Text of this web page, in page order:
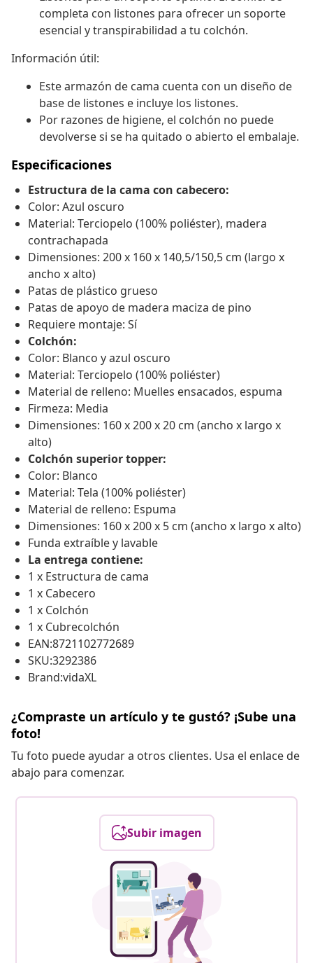
completa con listones para ofrecer un soporte
esencial y transpirabilidad a tu colchón.
Información útil:
Este armazón de cama cuenta con un diseño de
base de listones e incluye los listones.
Por razones de higiene, el colchón no puede
devolverse si se ha quitado o abierto el embalaje.
Especificaciones
Estructura de la cama con cabecero:
Color: Azul oscuro
Material: Terciopelo (100% poliéster), madera
contrachapada
Dimensiones: 200 x 160 x 140,5/150,5 cm (largo x
ancho x alto)
Patas de plástico grueso
Patas de apoyo de madera maciza de pino
Requiere montaje: Sí
Colchón:
Color: Blanco y azul oscuro
Material: Terciopelo (100% poliéster)
Material de relleno: Muelles ensacados, espuma
Firmeza: Media
Dimensiones: 160 x 200 x 20 cm (ancho x largo x
alto)
Colchón superior topper:
Color: Blanco
Material: Tela (100% poliéster)
Material de relleno: Espuma
Dimensiones: 160 x 200 x 5 cm (ancho x largo x alto)
Funda extraíble y lavable
La entrega contiene:
1 x Estructura de cama
1 x Cabecero
1 x Colchón
1 x Cubrecolchón
EAN:8721102772689
SKU:3292386
Brand:vidaXL
¿Compraste un artículo y te gustó? ¡Sube una
foto!
Tu foto puede ayudar a otros clientes. Usa el enlace de
abajo para comenzar.
Subir imagen